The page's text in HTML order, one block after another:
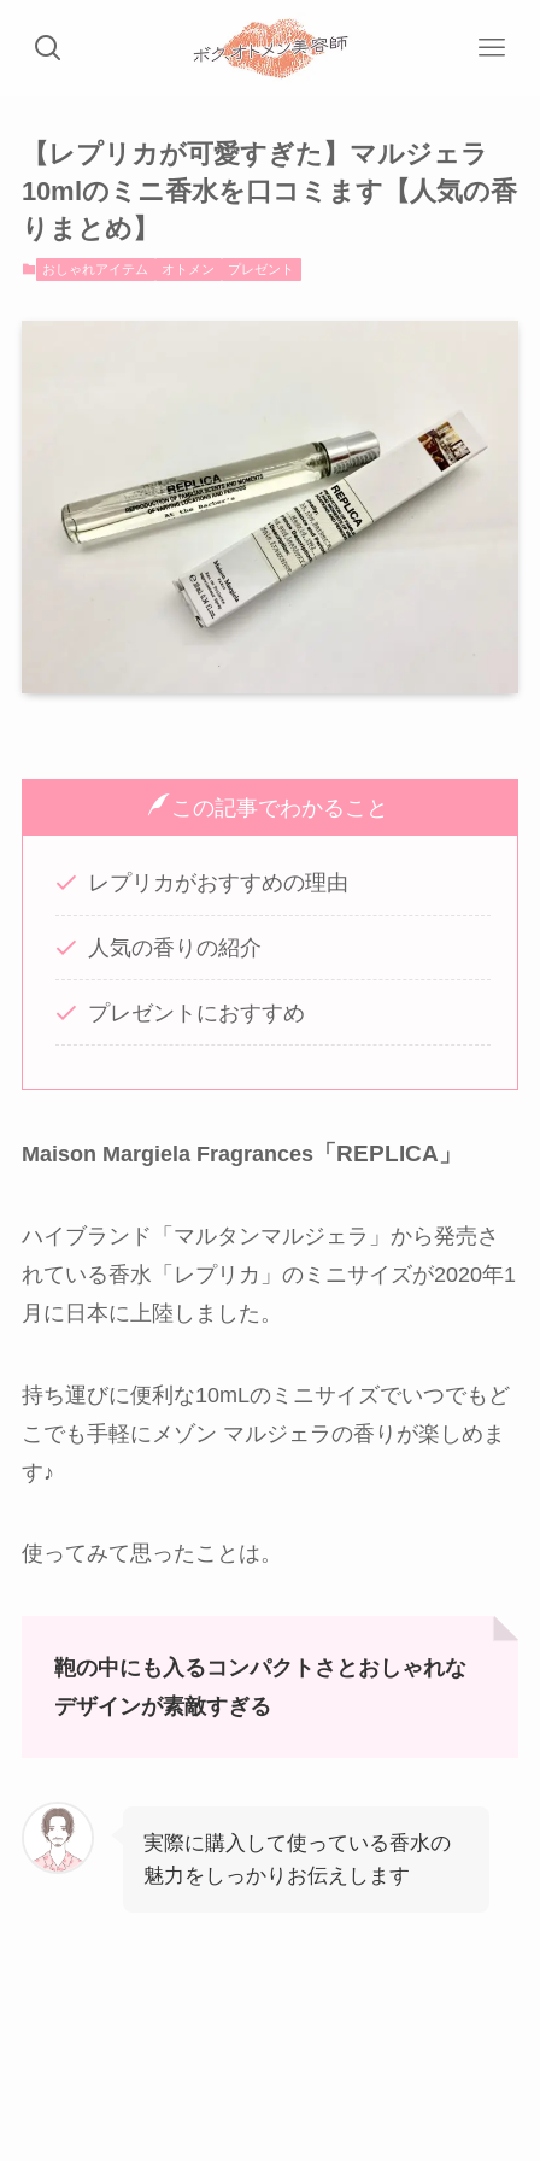
【レプリカが可愛すぎた】マルジェラ
10mlのミニ香水を口コミます【人気の香
りまとめ】
おしゃれアイテム オトメン プレゼント
この記事でわかること
レプリカがおすすめの理由
人気の香りの紹介
プレゼントにおすすめ
Maison Margiela Fragrances「REPLICA」
ハイブランド「マルタンマルジェラ」から発売さ
れている香水「レプリカ」のミニサイズが2020年1
月に日本に上陸しました。
持ち運びに便利な10mLのミニサイズでいつでもど
こでも手軽にメゾン マルジェラの香りが楽しめま
す♪
使ってみて思ったことは。
鞄の中にも入るコンパクトさとおしゃれな
デザインが素敵すぎる
実際に購入して使っている香水の
魅力をしっかりお伝えします